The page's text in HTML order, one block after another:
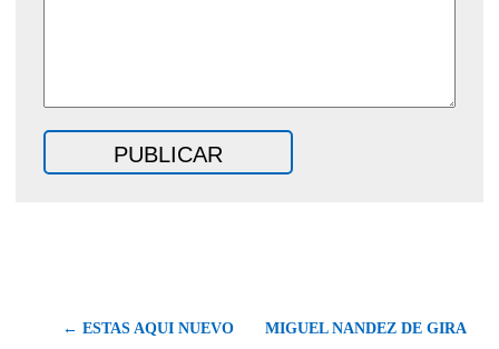
← ESTAS AQUI NUEVO MIGUEL NANDEZ DE GIRA